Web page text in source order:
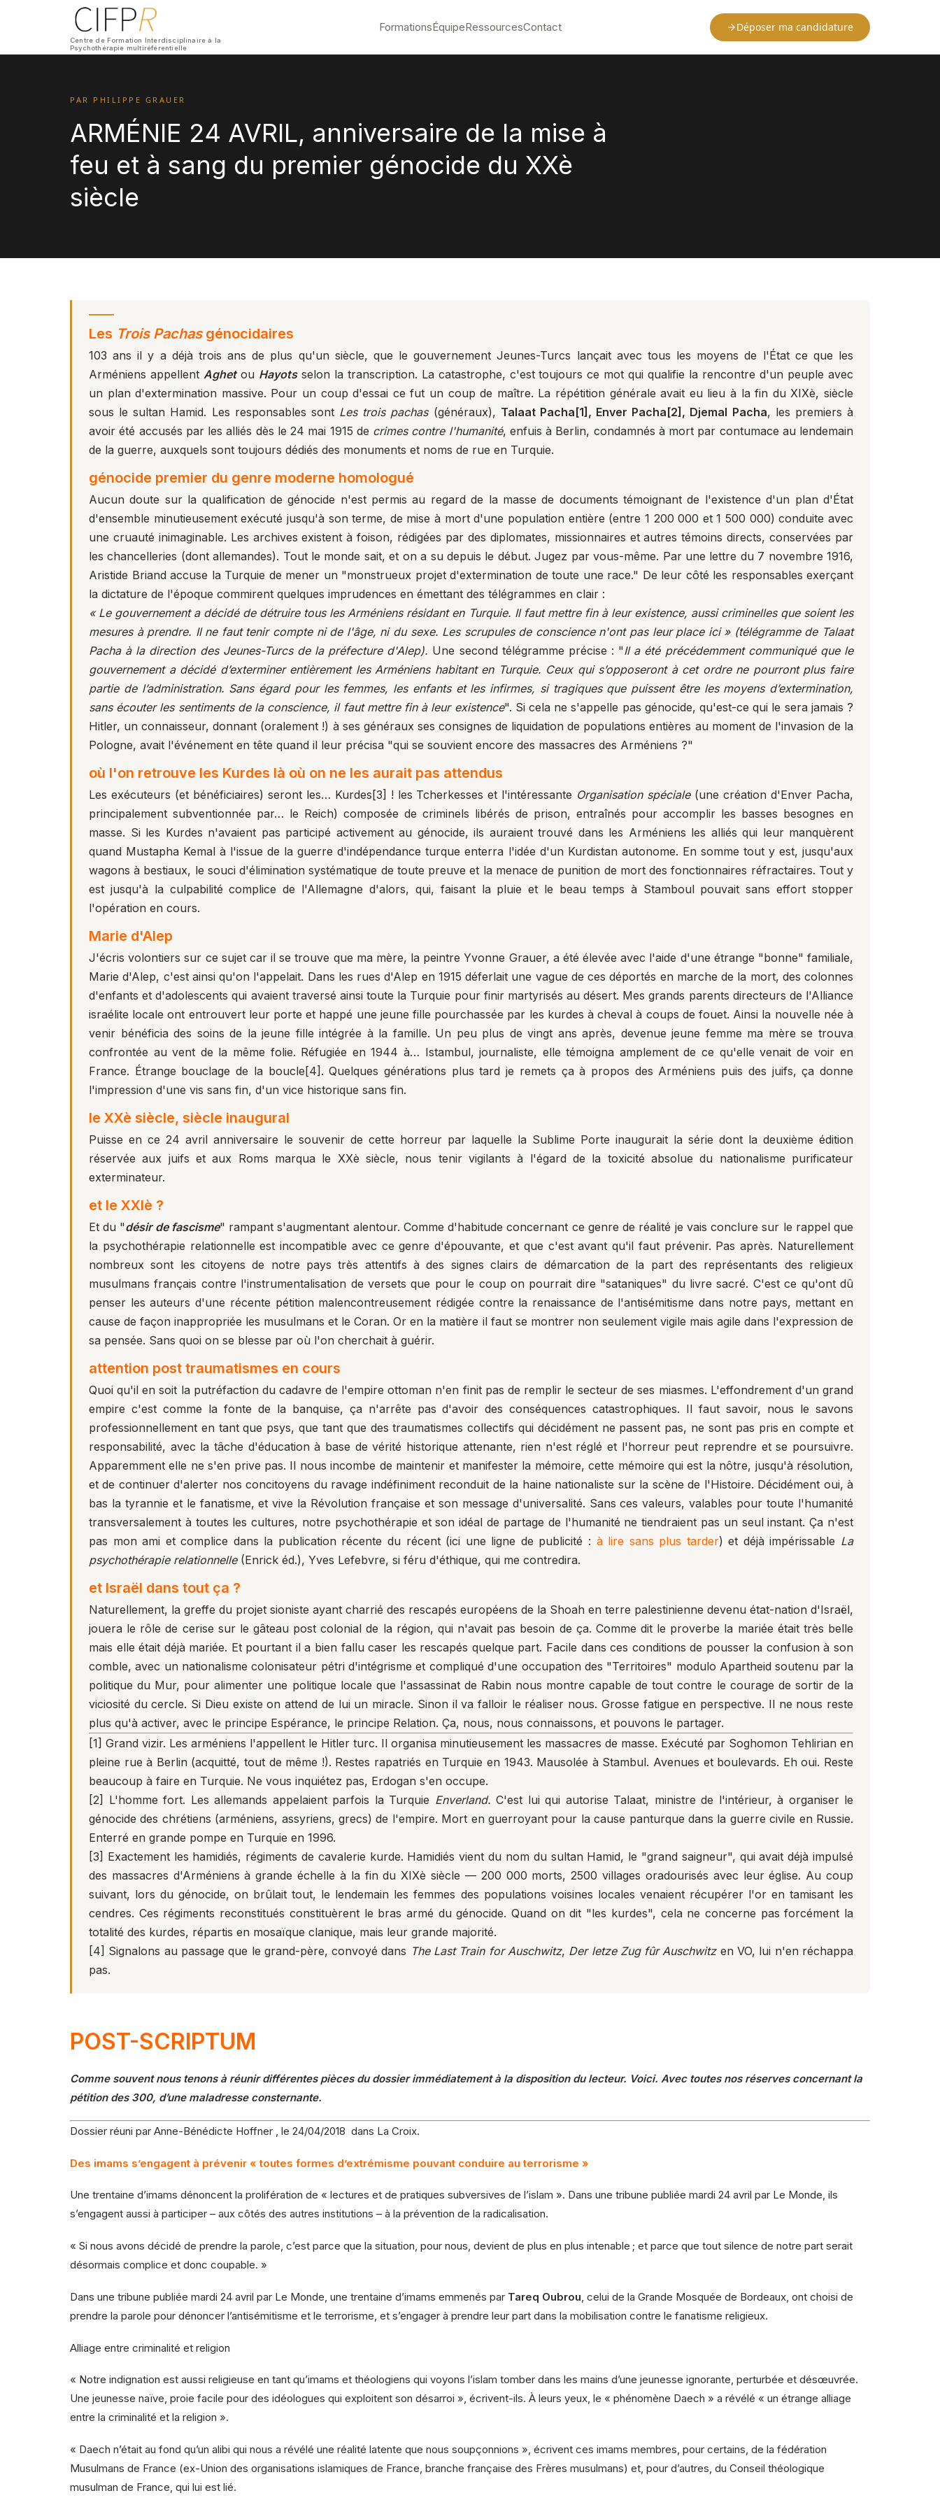
Centre de Formation Interdisciplinaire à la
Psychothérapie multiréférentielle
FormationsÉquipeRessourcesContact Déposer ma candidature
PAR PHILIPPE GRAUER
ARMÉNIE 24 AVRIL, anniversaire de la mise à
feu et à sang du premier génocide du XXè
siècle
Les Trois Pachasgénocidaires
103 ans il y a déjà trois ans de plus qu'un siècle, que le gouvernement Jeunes-Turcs lançait avec tous les moyens de l'État ce que les
Arméniens appellent Aghetou Hayotsselon la transcription. La catastrophe, c'est toujours ce mot qui qualifie la rencontre d'un peuple avec
un plan d'extermination massive. Pour un coup d'essai ce fut un coup de maître. La répétition générale avait eu lieu à la fin du XIXè, siècle
sous le sultan Hamid. Les responsables sont Les trois pachas(généraux), Talaat Pacha[1] , Enver Pacha[2] , Djemal Pacha, les premiers à
avoir été accusés par les alliés dès le 24 mai 1915 de crimes contre l'humanité, enfuis à Berlin, condamnés à mort par contumace au lendemain
de la guerre, auxquels sont toujours dédiés des monuments et noms de rue en Turquie.
génocide premier du genre moderne homologué
Aucun doute sur la qualification de génocide n'est permis au regard de la masse de documents témoignant de l'existence d'un plan d'État
d'ensemble minutieusement exécuté jusqu'à son terme, de mise à mort d'une population entière (entre 1 200 000 et 1 500 000) conduite avec
une cruauté inimaginable. Les archives existent à foison, rédigées par des diplomates, missionnaires et autres témoins directs, conservées par
les chancelleries (dont allemandes). Tout le monde sait, et on a su depuis le début. Jugez par vous-même. Par une lettre du 7 novembre 1916,
Aristide Briand accuse la Turquie de mener un "monstrueux projet d'extermination de toute une race." De leur côté les responsables exerçant
la dictature de l'époque commirent quelques imprudences en émettant des télégrammes en clair :
« Le gouvernement a décidé de détruire tous les Arméniens résidant en Turquie. Il faut mettre fin à leur existence, aussi criminelles que soient les
mesures à prendre. Il ne faut tenir compte ni de l'âge, ni du sexe. Les scrupules de conscience n'ont pas leur place ici » (télégramme de Talaat
Pacha à la direction des Jeunes-Turcs de la préfecture d'Alep). Une second télégramme précise : "Il a été précédemment communiqué que le
gouvernement a décidé d’exterminer entièrement les Arméniens habitant en Turquie. Ceux qui s’opposeront à cet ordre ne pourront plus faire
partie de l’administration. Sans égard pour les femmes, les enfants et les infirmes, si tragiques que puissent être les moyens d’extermination,
sans écouter les sentiments de la conscience, il faut mettre fin à leur existence". Si cela ne s'appelle pas génocide, qu'est-ce qui le sera jamais ?
Hitler, un connaisseur, donnant (oralement !) à ses généraux ses consignes de liquidation de populations entières au moment de l'invasion de la
Pologne, avait l'événement en tête quand il leur précisa "qui se souvient encore des massacres des Arméniens ?"
où l'on retrouve les Kurdes là où on ne les aurait pas attendus
Les exécuteurs (et bénéficiaires) seront les… Kurdes [3] ! les Tcherkesses et l'intéressante Organisation spéciale(une création d'Enver Pacha,
principalement subventionnée par… le Reich) composée de criminels libérés de prison, entraînés pour accomplir les basses besognes en
masse. Si les Kurdes n'avaient pas participé activement au génocide, ils auraient trouvé dans les Arméniens les alliés qui leur manquèrent
quand Mustapha Kemal à l'issue de la guerre d'indépendance turque enterra l'idée d'un Kurdistan autonome. En somme tout y est, jusqu'aux
wagons à bestiaux, le souci d'élimination systématique de toute preuve et la menace de punition de mort des fonctionnaires réfractaires. Tout y
est jusqu'à la culpabilité complice de l'Allemagne d'alors, qui, faisant la pluie et le beau temps à Stamboul pouvait sans effort stopper
l'opération en cours.
Marie d'Alep
J'écris volontiers sur ce sujet car il se trouve que ma mère, la peintre Yvonne Grauer, a été élevée avec l'aide d'une étrange "bonne" familiale,
Marie d'Alep, c'est ainsi qu'on l'appelait. Dans les rues d'Alep en 1915 déferlait une vague de ces déportés en marche de la mort, des colonnes
d'enfants et d'adolescents qui avaient traversé ainsi toute la Turquie pour finir martyrisés au désert. Mes grands parents directeurs de l'Alliance
israélite locale ont entrouvert leur porte et happé une jeune fille pourchassée par les kurdes à cheval à coups de fouet. Ainsi la nouvelle née à
venir bénéficia des soins de la jeune fille intégrée à la famille. Un peu plus de vingt ans après, devenue jeune femme ma mère se trouva
confrontée au vent de la même folie. Réfugiée en 1944 à… Istambul, journaliste, elle témoigna amplement de ce qu'elle venait de voir en
France. Étrange bouclage de la boucle [4] . Quelques générations plus tard je remets ça à propos des Arméniens puis des juifs, ça donne
l'impression d'une vis sans fin, d'un vice historique sans fin.
le XXè siècle, siècle inaugural
Puisse en ce 24 avril anniversaire le souvenir de cette horreur par laquelle la Sublime Porte inaugurait la série dont la deuxième édition
réservée aux juifs et aux Roms marqua le XXè siècle, nous tenir vigilants à l'égard de la toxicité absolue du nationalisme purificateur
exterminateur.
et le XXIè ?
Et du "désir de fascisme" rampant s'augmentant alentour. Comme d'habitude concernant ce genre de réalité je vais conclure sur le rappel que
la psychothérapie relationnelle est incompatible avec ce genre d'épouvante, et que c'est avant qu'il faut prévenir. Pas après. Naturellement
nombreux sont les citoyens de notre pays très attentifs à des signes clairs de démarcation de la part des représentants des religieux
musulmans français contre l'instrumentalisation de versets que pour le coup on pourrait dire "sataniques" du livre sacré. C'est ce qu'ont dû
penser les auteurs d'une récente pétition malencontreusement rédigée contre la renaissance de l'antisémitisme dans notre pays, mettant en
cause de façon inappropriée les musulmans et le Coran. Or en la matière il faut se montrer non seulement vigile mais agile dans l'expression de
sa pensée. Sans quoi on se blesse par où l'on cherchait à guérir.
attention post traumatismes en cours
Quoi qu'il en soit la putréfaction du cadavre de l'empire ottoman n'en finit pas de remplir le secteur de ses miasmes. L'effondrement d'un grand
empire c'est comme la fonte de la banquise, ça n'arrête pas d'avoir des conséquences catastrophiques. Il faut savoir, nous le savons
professionnellement en tant que psys, que tant que des traumatismes collectifs qui décidément ne passent pas, ne sont pas pris en compte et
responsabilité, avec la tâche d'éducation à base de vérité historique attenante, rien n'est réglé et l'horreur peut reprendre et se poursuivre.
Apparemment elle ne s'en prive pas. Il nous incombe de maintenir et manifester la mémoire, cette mémoire qui est la nôtre, jusqu'à résolution,
et de continuer d'alerter nos concitoyens du ravage indéfiniment reconduit de la haine nationaliste sur la scène de l'Histoire. Décidément oui, à
bas la tyrannie et le fanatisme, et vive la Révolution française et son message d'universalité. Sans ces valeurs, valables pour toute l'humanité
transversalement à toutes les cultures, notre psychothérapie et son idéal de partage de l'humanité ne tiendraient pas un seul instant. Ça n'est
pas mon ami et complice dans la publication récente du récent (ici une ligne de publicité : à lire sans plus tarder) et déjà impérissable La
psychothérapie relationnelle(Enrick éd.), Yves Lefebvre, si féru d'éthique, qui me contredira.
et Israël dans tout ça ?
Naturellement, la greffe du projet sioniste ayant charrié des rescapés européens de la Shoah en terre palestinienne devenu état-nation d'Israël,
jouera le rôle de cerise sur le gâteau post colonial de la région, qui n'avait pas besoin de ça. Comme dit le proverbe la mariée était très belle
mais elle était déjà mariée. Et pourtant il a bien fallu caser les rescapés quelque part. Facile dans ces conditions de pousser la confusion à son
comble, avec un nationalisme colonisateur pétri d'intégrisme et compliqué d'une occupation des "Territoires" modulo Apartheid soutenu par la
politique du Mur, pour alimenter une politique locale que l'assassinat de Rabin nous montre capable de tout contre le courage de sortir de la
viciosité du cercle. Si Dieu existe on attend de lui un miracle. Sinon il va falloir le réaliser nous. Grosse fatigue en perspective. Il ne nous reste
plus qu'à activer, avec le principe Espérance, le principe Relation. Ça, nous, nous connaissons, et pouvons le partager.
[1] Grand vizir. Les arméniens l'appellent le Hitler turc. Il organisa minutieusement les massacres de masse. Exécuté par Soghomon Tehlirian en
pleine rue à Berlin (acquitté, tout de même !). Restes rapatriés en Turquie en 1943. Mausolée à Stambul. Avenues et boulevards. Eh oui. Reste
beaucoup à faire en Turquie. Ne vous inquiétez pas, Erdogan s'en occupe.
[2] L'homme fort. Les allemands appelaient parfois la Turquie Enverland. C'est lui qui autorise Talaat, ministre de l'intérieur, à organiser le
génocide des chrétiens (arméniens, assyriens, grecs) de l'empire. Mort en guerroyant pour la cause panturque dans la guerre civile en Russie.
Enterré en grande pompe en Turquie en 1996.
[3] Exactement les hamidiés, régiments de cavalerie kurde. Hamidiés vient du nom du sultan Hamid, le "grand saigneur", qui avait déjà impulsé
des massacres d'Arméniens à grande échelle à la fin du XIXè siècle — 200 000 morts, 2500 villages oradourisés avec leur église. Au coup
suivant, lors du génocide, on brûlait tout, le lendemain les femmes des populations voisines locales venaient récupérer l'or en tamisant les
cendres. Ces régiments reconstitués constituèrent le bras armé du génocide. Quand on dit "les kurdes", cela ne concerne pas forcément la
totalité des kurdes, répartis en mosaïque clanique, mais leur grande majorité.
[4] Signalons au passage que le grand-père, convoyé dans The Last Train for Auschwitz, Der letze Zug fûr Auschwitzen VO, lui n'en réchappa
pas.
POST-SCRIPTUM
Comme souvent nous tenons à réunir différentes pièces du dossier immédiatement à la disposition du lecteur. Voici. Avec toutes nos réserves concernant la
pétition des 300, d’une maladresse consternante.
Dossier réuni par Anne-Bénédicte Hoffner , le 24/04/2018 dans La Croix.
Des imams s’engagent à prévenir « toutes formes d’extrémisme pouvant conduire au terrorisme »
Une trentaine d’imams dénoncent la prolifération de « lectures et de pratiques subversives de l’islam ». Dans une tribune publiée mardi 24 avril par Le Monde, ils
s’engagent aussi à participer – aux côtés des autres institutions – à la prévention de la radicalisation.
« Si nous avons décidé de prendre la parole, c’est parce que la situation, pour nous, devient de plus en plus intenable ; et parce que tout silence de notre part serait
désormais complice et donc coupable. »
Dans une tribune publiée mardi 24 avril par Le Monde, une trentaine d’imams emmenés par Tareq Oubrou, celui de la Grande Mosquée de Bordeaux, ont choisi de
prendre la parole pour dénoncer l’antisémitisme et le terrorisme, et s’engager à prendre leur part dans la mobilisation contre le fanatisme religieux.
Alliage entre criminalité et religion
« Notre indignation est aussi religieuse en tant qu’imams et théologiens qui voyons l’islam tomber dans les mains d’une jeunesse ignorante, perturbée et désœuvrée.
Une jeunesse naïve, proie facile pour des idéologues qui exploitent son désarroi », écrivent-ils. À leurs yeux, le « phénomène Daech » a révélé « un étrange alliage
entre la criminalité et la religion ».
« Daech n’était au fond qu’un alibi qui nous a révélé une réalité latente que nous soupçonnions », écrivent ces imams membres, pour certains, de la fédération
Musulmans de France (ex-Union des organisations islamiques de France, branche française des Frères musulmans) et, pour d’autres, du Conseil théologique
musulman de France, qui lui est lié.